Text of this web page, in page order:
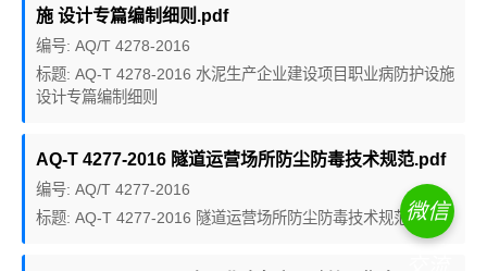
施 设计专篇编制细则.pdf
编号: AQ/T 4278-2016
标题: AQ-T 4278-2016 水泥生产企业建设项目职业病防护设施
设计专篇编制细则
AQ-T 4277-2016 隧道运营场所防尘防毒技术规范.pdf
编号: AQ/T 4277-2016
标题: AQ-T 4277-2016 隧道运营场所防尘防毒技术规范微信